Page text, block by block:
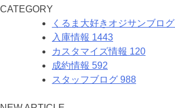
CATEGORY
くるま大好きオジサンブログ
入庫情報 1443
カスタマイズ情報 120
成約情報 592
スタッフブログ 988